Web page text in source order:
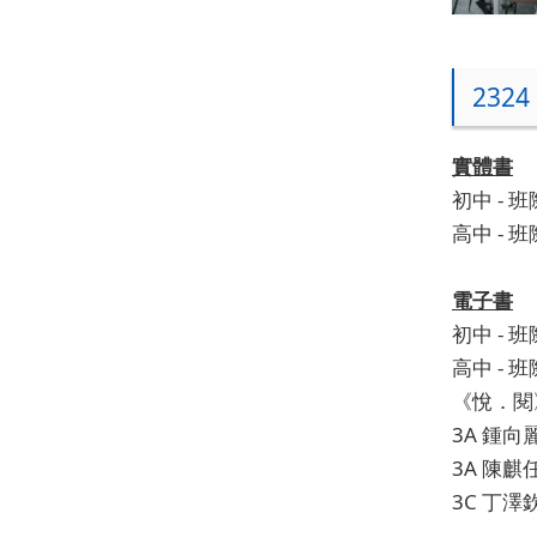
2324
實體書
初中 -
高中 -
電子書
初中 -
高中 - 班
《悅．
3A 鍾向
3A 陳麒
3C 丁澤